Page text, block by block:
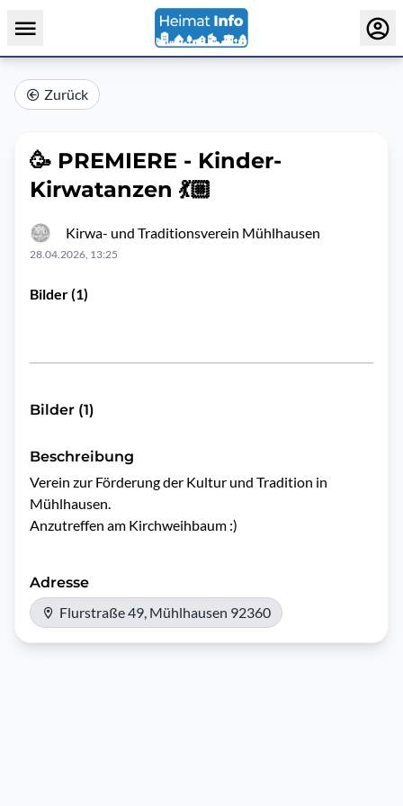
Zurück
🥳 PREMIERE - Kinder-
Kirwatanzen 💃🏼
Kirwa- und Traditionsverein Mühlhausen
28.04.2026, 13:25
Bilder (1)
Bilder (1)
Beschreibung
Verein zur Förderung der Kultur und Tradition in
Mühlhausen.
Adresse
Flurstraße 49, Mühlhausen 92360